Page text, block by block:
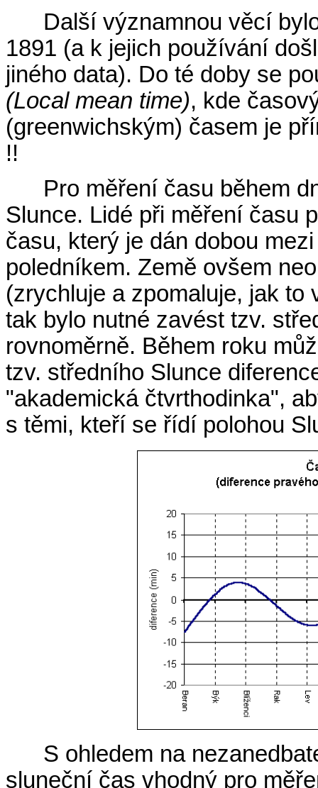
Další významnou věcí
1891 (a k jejich používání
jiného data). Do té doby se
(Local mean time), kde
(greenwichským) časem je
!!
Pro měření času během
Slunce. Lidé při měření času
času, který je dán dobou
poledníkem. Země ovšem
(zrychluje a zpomaluje, jak
tak bylo nutné zavést tzv.
rovnoměrně. Během roku
tzv. středního Slunce
"akademická čtvrthodinka",
s těmi, kteří se řídí polohou
S ohledem na
sluneční čas vhodný pro